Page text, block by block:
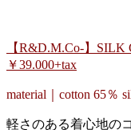
【R&D.M.Co-】
￥39.000+tax
material｜cotton 65
軽さのある着心地の